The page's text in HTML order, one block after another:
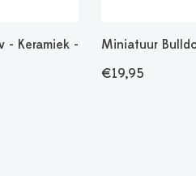
- Keramiek -
Miniatuur
€19,95